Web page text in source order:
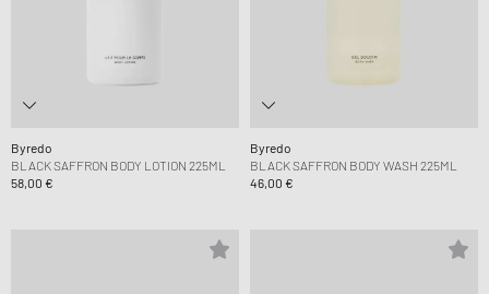
Byredo
BLACK SAFFRON BODY LOTION 225ML
58,00 €
Byredo
BLACK SAFFRON BODY WASH 225ML
46,00 €